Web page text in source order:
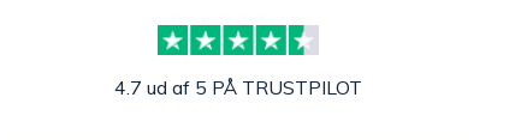
4.7 ud af 5 PÅ TRUSTPILOT